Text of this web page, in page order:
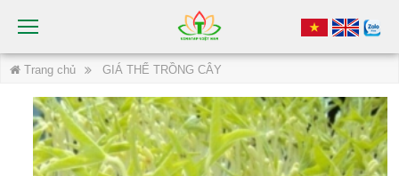
Trang chủ GIÁ THỂ TRỒNG CÂY